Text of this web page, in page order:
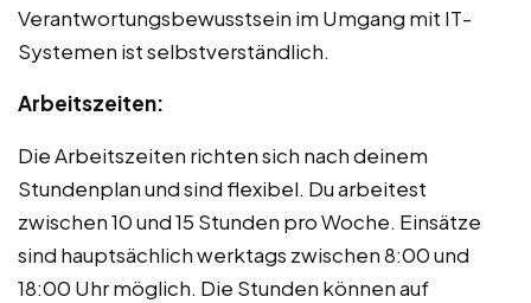
Verantwortungsbewusstsein im Umgang mit IT-
Systemen ist selbstverständlich.
Arbeitszeiten:
Die Arbeitszeiten richten sich nach deinem
Stundenplan und sind flexibel. Du arbeitest
zwischen 10 und 15 Stunden pro Woche. Einsätze
sind hauptsächlich werktags zwischen 8:00 und
18:00 Uhr möglich. Die Stunden können auf